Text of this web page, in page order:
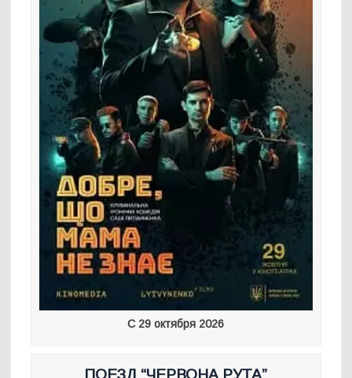
С 29 октября 2026
ПОЕЗД “ЧЕРВОНА РУТА”